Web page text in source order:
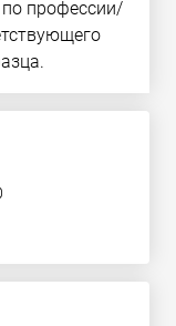
профессии/